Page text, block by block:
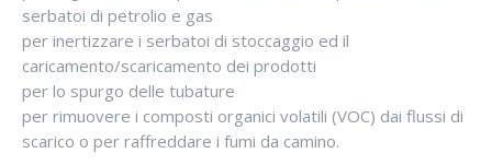
serbatoi di petrolio e gas
per inertizzare i serbatoi di stoccaggio ed il
caricamento/scaricamento dei prodotti
per lo spurgo delle tubature
per rimuovere i composti organici volatili (VOC) dai flussi di
scarico o per raffreddare i fumi da camino.